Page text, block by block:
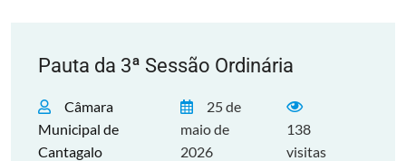
Pauta da 3ª Sessão Ordinária
Câmara
Municipal de
Cantagalo
25 de
maio de
2026
138
visitas